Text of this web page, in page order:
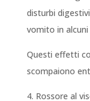
disturbi
vomito in alcuni
Questi effetti
scompaiono
4. Rossore al